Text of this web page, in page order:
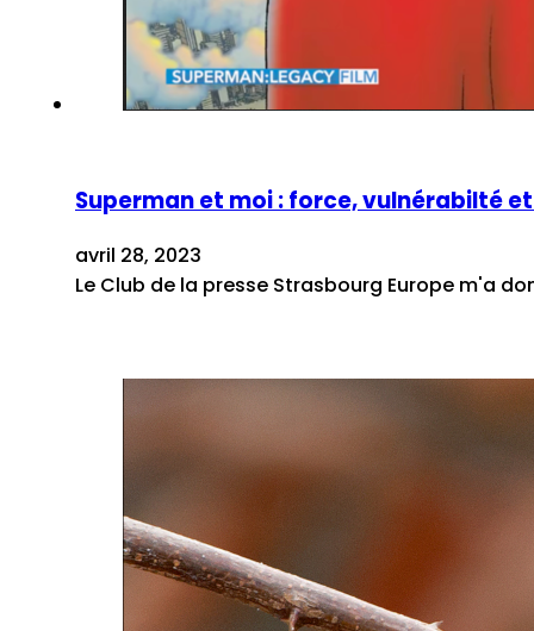
Superman et moi : force, vulnérabilté
avril 28, 2023
Le Club de la presse Strasbourg Europe m'a